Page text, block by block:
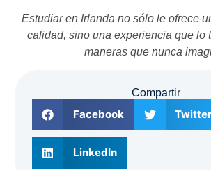
Estudiar en Irlanda no sólo le ofrece
calidad, sino una experiencia que lo
maneras que nunca
Compartir
Facebook Twitter
LinkedIn